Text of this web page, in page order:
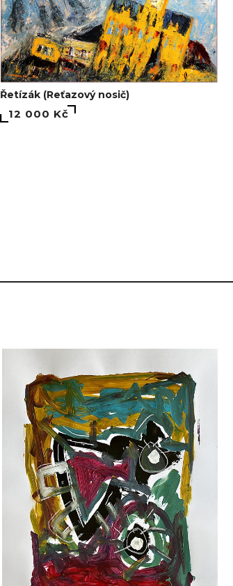
Řetízák (Reťazový nosič)
12 000 Kč